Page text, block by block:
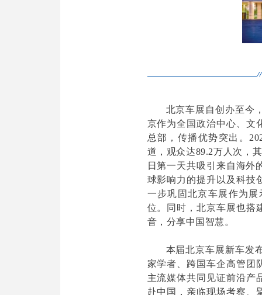
北京车展自创办至今
京作为全国政治中心、文
总部，传播优势突出。
道，观众达89.2万人次，
日第一天共吸引来自海外
球影响力的提升以及科技
一步巩固北京车展作为
位。同时，北京车展也搭
音，分享中国智慧。
本届北京车展新车发
家学者、跨国车企高管团
主流媒体共同见证前沿产
赴中国，亲临现场考察、